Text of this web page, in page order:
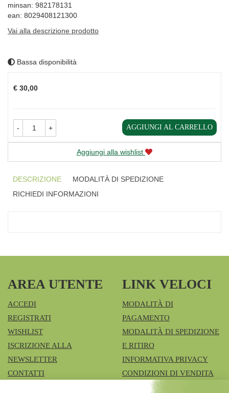
minsan: 982178131
ean: 8029408121300
Vai alla descrizione prodotto
Bassa disponibilità
€ 30,00
- + AGGIUNGI AL CARRELLO
Aggiungi alla wishlist
DESCRIZIONE
MODALITÀ DI SPEDIZIONE
RICHIEDI INFORMAZIONI
AREA UTENTE
ACCEDI
REGISTRATI
WISHLIST
ISCRIZIONE ALLA
NEWSLETTER
CONTATTI
LINK VELOCI
MODALITÀ DI
PAGAMENTO
MODALITÀ DI SPEDIZIONE
E RITIRO
INFORMATIVA PRIVACY
CONDIZIONI DI VENDITA
COOKIE POLICY